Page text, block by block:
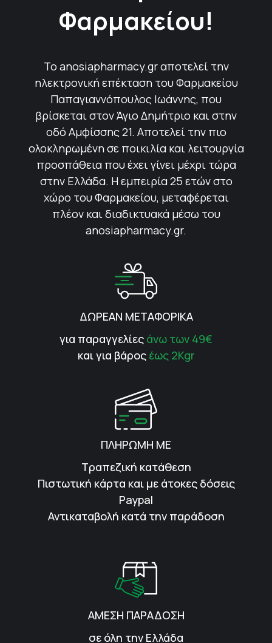
Φαρμακείου!
Το anosiapharmacy.gr αποτελεί την
ηλεκτρονική επέκταση του Φαρμακείου
Παπαγιαννόπουλος Ιωάννης, που
βρίσκεται στον Άγιο Δημήτριο και στην
οδό Αμφίσσης 21. Αποτελεί την πιο
ολοκληρωμένη σε ποικιλία και λειτουργία
προσπάθεια που έχει γίνει μέχρι τώρα
στην Ελλάδα. Η εμπειρία 25 ετών στο
χώρο του Φαρμακείου, μεταφέρεται
πλέον και διαδικτυακά μέσω του
anosiapharmacy.gr.
ΔΩΡΕΑΝ ΜΕΤΑΦΟΡΙΚΑ
για παραγγελίες άνω των 49€
και για βάρος έως 2Kgr
ΠΛΗΡΩΜΗ ΜΕ
Τραπεζική κατάθεση
Πιστωτική κάρτα και με άτοκες δόσεις
Paypal
Αντικαταβολή κατά την παράδοση
ΑΜΕΣΗ ΠΑΡΑΔΟΣΗ
σε όλη την Ελλάδα